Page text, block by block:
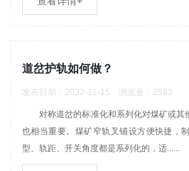
道岔护轨如何做？
发布日期：2022-11-15 浏览量：2583
对称道岔的标准化和系列化对煤矿或其
也相当重要。煤矿窄轨叉铺设方便快捷，
型、轨距、开关角度都是系列化的，适......